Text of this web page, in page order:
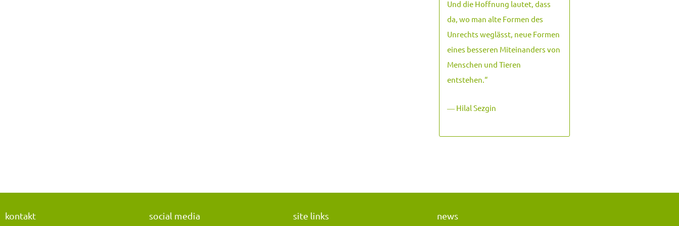
Und die Hoffnung lautet, dass
da, wo man alte Formen des
Unrechts weglässt, neue Formen
eines besseren Miteinanders von
Menschen und Tieren
entstehen. “
― Hilal Sezgin
kontakt social media site links news